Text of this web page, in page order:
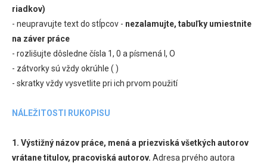
riadkov)
- neupravujte text do stĺpcov - nezalamujte, tabuľky umiestnite
na záver práce
- rozlišujte dôsledne čísla 1, 0 a písmená l, O
- zátvorky sú vždy okrúhle ( )
- skratky vždy vysvetlite pri ich prvom použití
NÁLEŽITOSTI RUKOPISU
1. Výstižný názov práce, mená a priezviská všetkých autorov
vrátane titulov, pracoviská autorov. Adresa prvého autora